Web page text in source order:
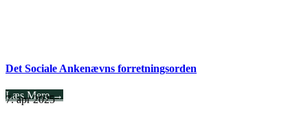
Det Sociale Ankenævns forretningsorden
Læs Mere →
7. apr 2025